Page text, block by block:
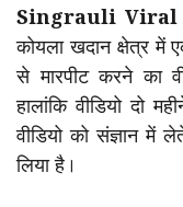
Singrauli Viral
कोयला खदान क्षेत्र में
से मारपीट करने का
हालांकि वीडियो दो
वीडियो को संज्ञान में
लिया है।